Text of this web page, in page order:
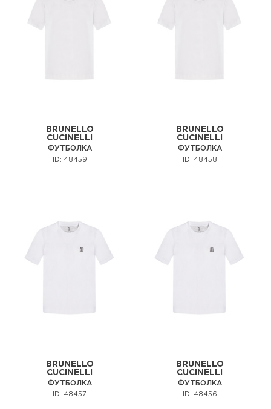
BRUNELLO
CUCINELLI
ФУТБОЛКА
ID: 48459
BRUNELLO
CUCINELLI
ФУТБОЛКА
ID: 48458
BRUNELLO
CUCINELLI
ФУТБОЛКА
ID: 48457
BRUNELLO
CUCINELLI
ФУТБОЛКА
ID: 48456